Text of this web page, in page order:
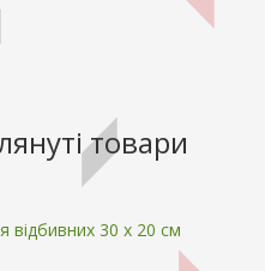
товари
відбивних 30 x 20 см